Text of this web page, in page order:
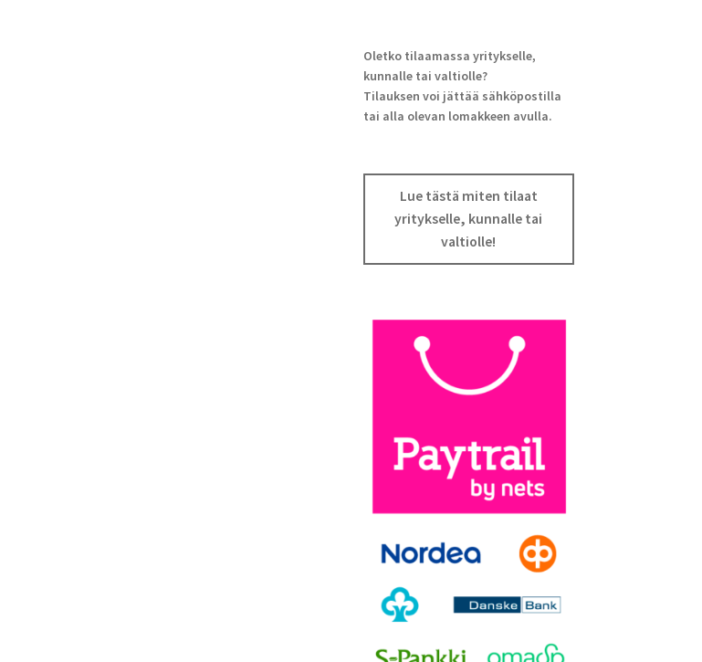
Oletko tilaamassa yritykselle,
kunnalle tai valtiolle?
Tilauksen voi jättää sähköpostilla
tai alla olevan lomakkeen avulla.
Lue tästä miten tilaat
yritykselle, kunnalle tai
valtiolle!